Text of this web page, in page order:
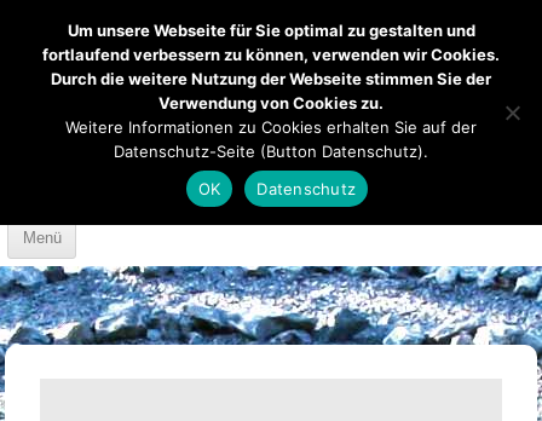
Mendener Labyrinth Kirche Über uns
Anfahrt
Menü
Skip to content
Um unsere Webseite für Sie optimal zu gestalten und
fortlaufend verbessern zu können, verwenden wir Cookies.
Durch die weitere Nutzung der Webseite stimmen Sie der
Verwendung von Cookies zu.
Weitere Informationen zu Cookies erhalten Sie auf der
Datenschutz-Seite (Button Datenschutz).
OK
Datenschutz